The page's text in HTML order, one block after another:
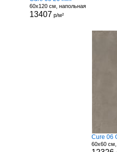
60x120 см, напольная
13407 р/м²
Cure 06
60x60